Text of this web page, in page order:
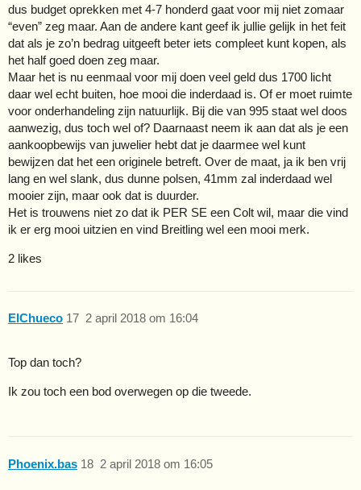
dus budget oprekken met 4-7 honderd gaat voor mij niet zomaar
“even” zeg maar. Aan de andere kant geef ik jullie gelijk in het feit
dat als je zo’n bedrag uitgeeft beter iets compleet kunt kopen, als
het half goed doen zeg maar.
Maar het is nu eenmaal voor mij doen veel geld dus 1700 licht
daar wel echt buiten, hoe mooi die inderdaad is. Of er moet ruimte
voor onderhandeling zijn natuurlijk. Bij die van 995 staat wel doos
aanwezig, dus toch wel of? Daarnaast neem ik aan dat als je een
aankoopbewijs van juwelier hebt dat je daarmee wel kunt
bewijzen dat het een originele betreft. Over de maat, ja ik ben vrij
lang en wel slank, dus dunne polsen, 41mm zal inderdaad wel
mooier zijn, maar ook dat is duurder.
Het is trouwens niet zo dat ik PER SE een Colt wil, maar die vind
ik er erg mooi uitzien en vind Breitling wel een mooi merk.
2 likes
ElChueco 2 april 2018 om 16:04
17
Top dan toch?
Ik zou toch een bod overwegen op die tweede.
Phoenix.bas 2 april 2018 om 16:05
18